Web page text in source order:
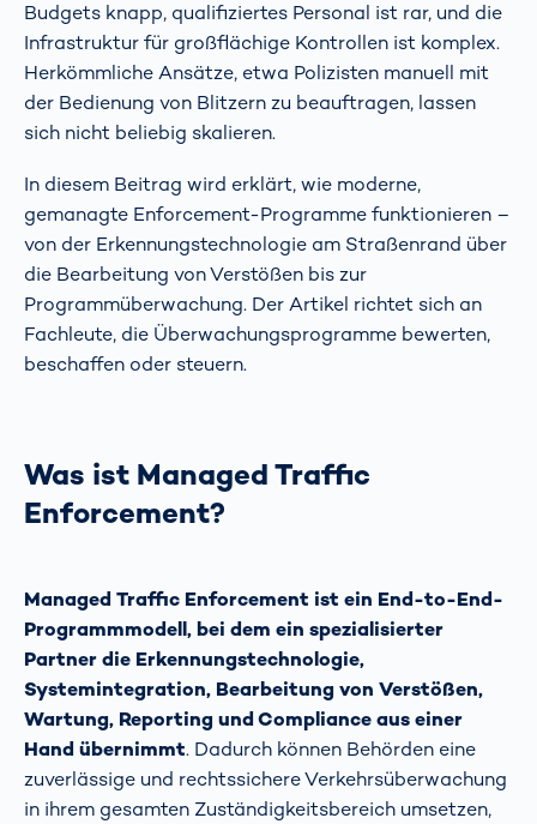
Budgets knapp, qualifiziertes Personal ist rar, und die
Infrastruktur für großflächige Kontrollen ist komplex.
Herkömmliche Ansätze, etwa Polizisten manuell mit
der Bedienung von Blitzern zu beauftragen, lassen
sich nicht beliebig skalieren.
In diesem Beitrag wird erklärt, wie moderne,
gemanagte Enforcement-Programme funktionieren –
von der Erkennungstechnologie am Straßenrand über
die Bearbeitung von Verstößen bis zur
Programmüberwachung. Der Artikel richtet sich an
Fachleute, die Überwachungsprogramme bewerten,
beschaffen oder steuern.
Was ist Managed Traffic
Enforcement?
Managed Traffic Enforcement ist ein End-to-End-
Programmmodell, bei dem ein spezialisierter
Partner die Erkennungstechnologie,
Systemintegration, Bearbeitung von Verstößen,
Wartung, Reporting und Compliance aus einer
Hand übernimmt. Dadurch können Behörden eine
zuverlässige und rechtssichere Verkehrsüberwachung
in ihrem gesamten Zuständigkeitsbereich umsetzen,